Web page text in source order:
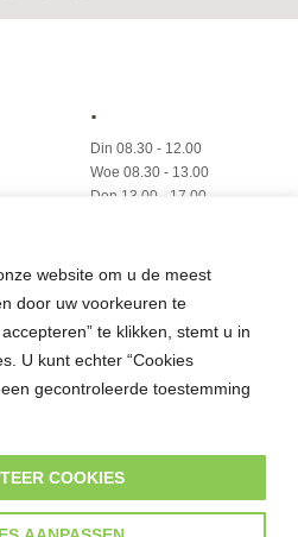
website om u de meest
door uw voorkeuren te
te klikken, stemt u in
U kunt echter “Cookies
gecontroleerde toestemming
COOKIES
.
Din 08.30 - 12.00
Woe 08.30 - 13.00
Don 13.00 - 17.00